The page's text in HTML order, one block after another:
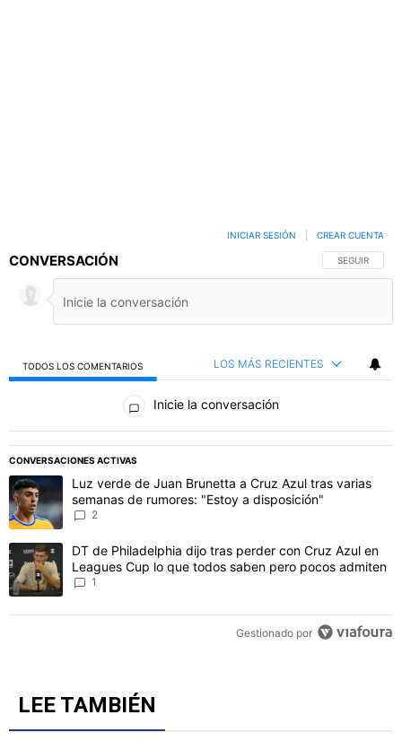
CONVERSACIÓN SIGA ESTA
SEGUIR
INICIAR SESIÓN CREAR CUENTA
TODOS LOS COMENTARIOS LOS MÁS RECIENTES
Todos los comentarios
Inicie la conversación
CONVERSACIONES ACTIVAS
Este listado muestra los artículos con más comentarios en los
Un artículo de tendencia con el título "Luz verde de Juan
Luz verde de Juan Brunetta a Cruz Azul tras varias
semanas de rumores: "Estoy a disposición"
Un artículo de tendencia con el título "DT de Philadelphia dijo
DT de Philadelphia dijo tras perder con Cruz Azul en